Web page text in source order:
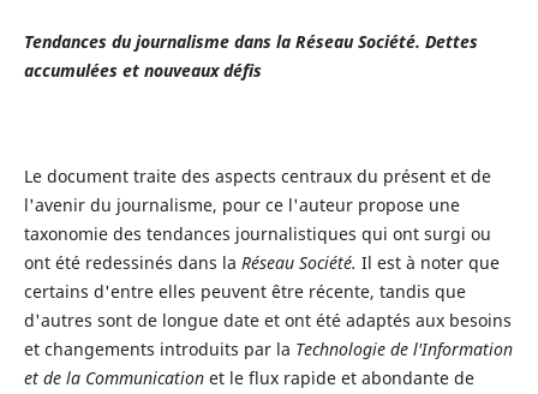
Tendances du journalisme dans la Réseau Société. Dettes
accumulées et nouveaux défis
Le document traite des aspects centraux du présent et de
l'avenir du journalisme, pour ce l'auteur propose une
taxonomie des tendances journalistiques qui ont surgi ou
ont été redessinés dans la Réseau Société. Il est à noter que
certains d'entre elles peuvent être récente, tandis que
d'autres sont de longue date et ont été adaptés aux besoins
et changements introduits par la Technologie de l'Information
et de la Communicationet le flux rapide et abondante de